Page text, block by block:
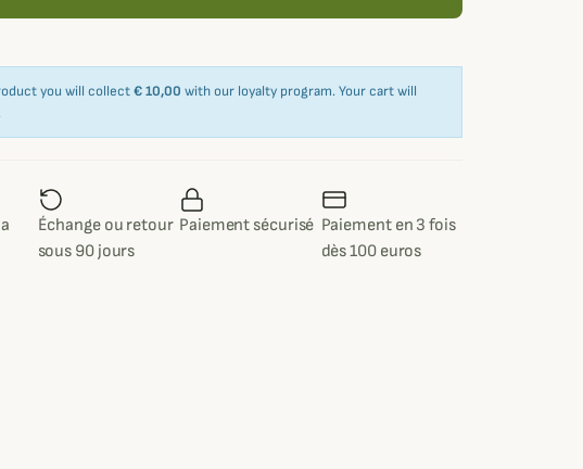
you will collect€ 10,00 with our loyalty program. Your cart will
Échange ou retour
sous 90 jours
Paiement sécurisé Paiement en 3 fois
dès 100 euros